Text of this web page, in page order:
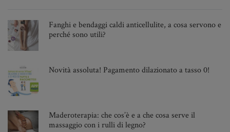
Febbraio 2023
Dicembre 2022
Ottobre 2022
Settembre 2022
Agosto 2022
Giugno 2022
Maggio 2022
Aprile 2022
Fanghi e bendaggi caldi anticellulite, a cosa servono e
perché sono utili?
Novità assoluta! Pagamento dilazionato a tasso 0!
Maderoterapia: che cos’è e a che cosa serve il
massaggio con i rulli di legno?